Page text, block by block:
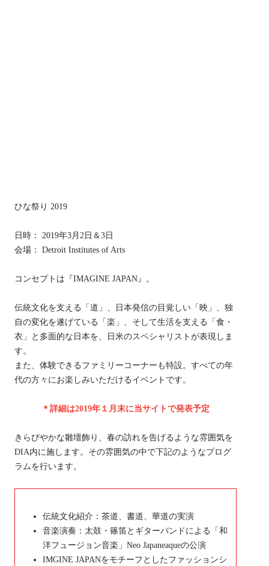
ひな祭り 2019
日時： 2019年3月2日＆3日
会場： Detroit Institutes of Arts
コンセプトは『IMAGINE JAPAN』。
伝統文化を支える「道」、日本発信の目覚しい「映」、独
自の変化を遂げている「楽」、そして生活を支える「食・
衣」と多面的な日本を、日米のスペシャリストが表現しま
す。
また、体験できるファミリーコーナーも特設。すべての年
代の方々にお楽しみいただけるイベントです。
＊詳細は2019年１月末に当サイトで発表予定
きらびやかな雛壇飾り、春の訪れを告げるような雰囲気を
DIA内に施します。その雰囲気の中で下記のようなプログ
ラムを行います。
伝統文化紹介：茶道、書道、華道の実演
音楽演奏：太鼓・篠笛とギターバンドによる「和
洋フュージョン音楽」Neo Japaneaqueの公演
IMGINE JAPANをモチーフとしたファッションシ